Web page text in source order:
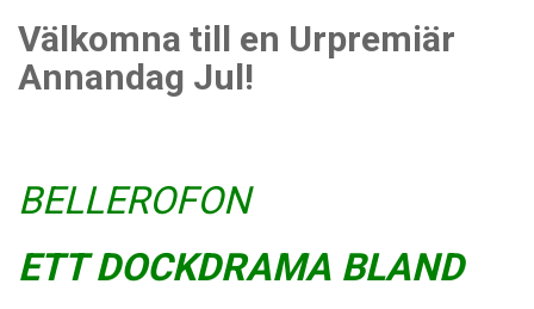
Välkomna till en Urpremiär
Annandag Jul!
BELLEROFON
ETT DOCKDRAMA BLAND